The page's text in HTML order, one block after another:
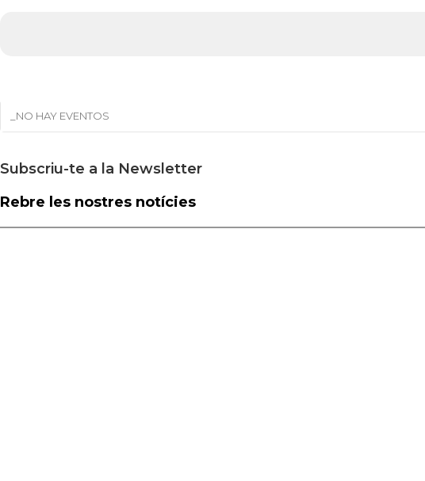
_NO HAY EVENTOS
Subscriu-te a la Newsletter
Rebre les nostres notícies